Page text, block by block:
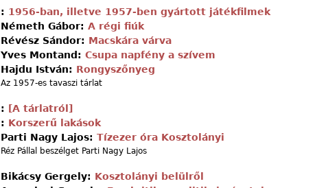
: 1956-ban, illetve 1957-ben gyártott játékfilmek
Németh Gábor: A régi fiúk
Révész Sándor: Macskára várva
Yves Montand: Csupa napfény a szívem
Hajdu István: Rongyszőnyeg
Az 1957-es tavaszi tárlat
:
[A tárlatról]
: Korszerű lakások
Parti Nagy Lajos: Tízezer óra Kosztolányi
Réz Pállal beszélget Parti Nagy Lajos
Bikácsy Gergely: Kosztolányi belülről